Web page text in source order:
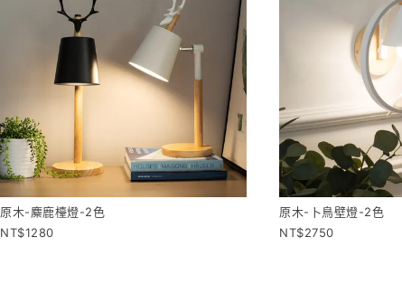
原木-麋鹿檯燈-2色
1280
原木-卜鳥壁燈-2色
2750